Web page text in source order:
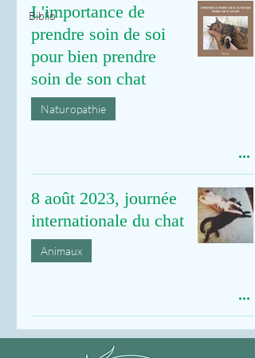
Biblio
L'importance de
prendre soin de soi
pour bien prendre
soin de son chat
Naturopathie
8 août 2023, journée
internationale du chat
Animaux